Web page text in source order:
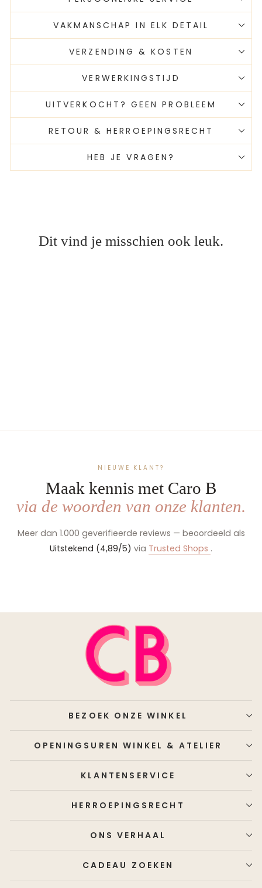
VAKMANSCHAP IN ELK DETAIL
VERZENDING & KOSTEN
VERWERKINGSTIJD
UITVERKOCHT? GEEN PROBLEEM
RETOUR & HERROEPINGSRECHT
HEB JE VRAGEN?
Dit vind je misschien ook leuk.
NIEUWE KLANT?
Maak kennis met Caro B
via de woorden van onze klanten.
Meer dan 1.000 geverifieerde reviews — beoordeeld als
Uitstekend (4,89/5) via Trusted Shops .
BEZOEK ONZE WINKEL
OPENINGSUREN WINKEL & ATELIER
KLANTENSERVICE
HERROEPINGSRECHT
ONS VERHAAL
CADEAU ZOEKEN